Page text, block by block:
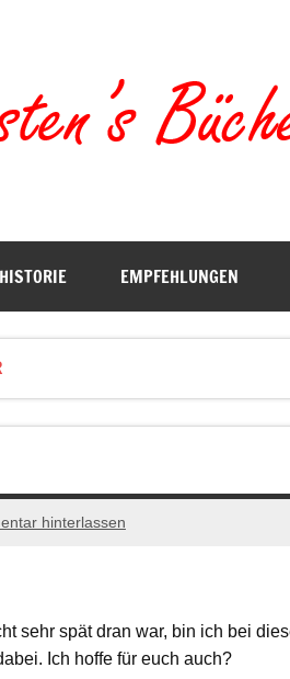
HISTORIE EMPFEHLUNGEN
hinterlassen
sehr spät dran war, bin ich bei
Ich hoffe für euch auch?